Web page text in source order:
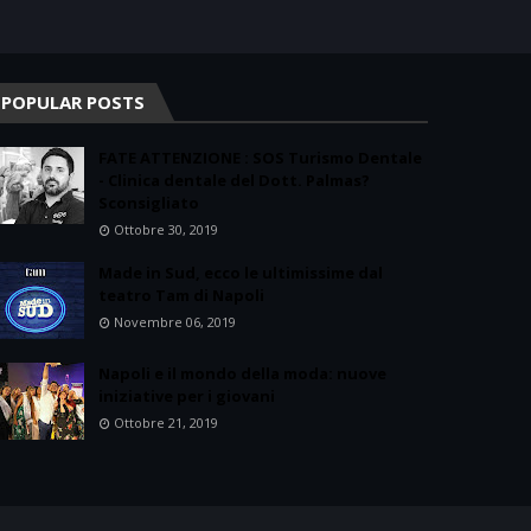
POPULAR POSTS
Ottobre 30, 2019
Novembre 06, 2019
Ottobre 21, 2019